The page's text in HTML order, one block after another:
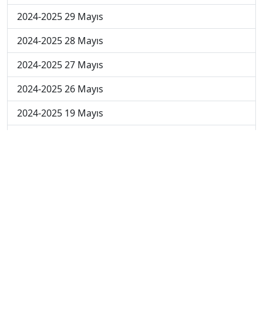
2024-2025 29 Mayıs
2024-2025 28 Mayıs
2024-2025 27 Mayıs
2024-2025 26 Mayıs
2024-2025 19 Mayıs